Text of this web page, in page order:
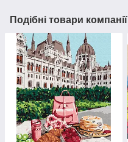
Подібні товари компанії